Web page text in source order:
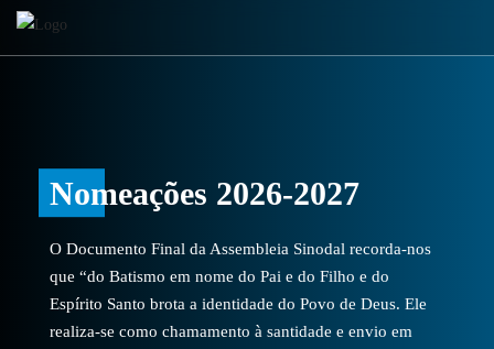
Nomeações 2026-2027
O Documento Final da Assembleia Sinodal recorda-nos
que “do Batismo em nome do Pai e do Filho e do
Espírito Santo brota a identidade do Povo de Deus. Ele
realiza-se como chamamento à santidade e envio em